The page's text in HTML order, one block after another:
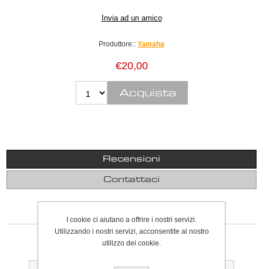
Produttore:: Yamaha
€20,00
Recensioni
Contattaci
Solo gli utenti registrati possono scrivere recensioni
I cookie ci aiutano a offrire i nostri servizi.
Utilizzando i nostri servizi, acconsentite al nostro
utilizzo dei cookie.